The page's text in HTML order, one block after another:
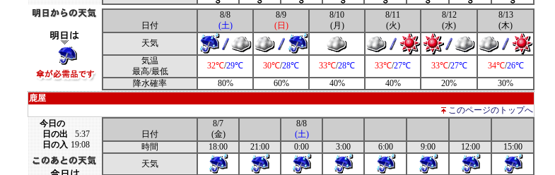
日付
8/8
(土)
8/9
(日)
8/10
(月)
8/11
(火)
8/12
(水)
8/13
(木)
天気
気温
最高/最低
32℃/29℃ 30℃/28℃ 33℃/28℃ 33℃/27℃ 33℃/27℃ 34℃/26℃
降水確率
80% 60% 40% 40% 20%
30%
鹿屋
このページのトップへ
今日の
日の出
5:37
日の入 19:08
日付
8/7
(金)
8/8
(土)
時間
18:00 21:00 0:00 3:00 6:00 9:00 12:00
15:00
天気